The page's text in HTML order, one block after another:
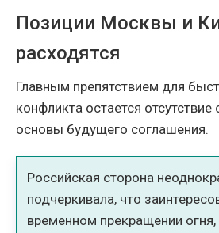
Позиции Москвы и
расходятся
Главным препятствием для
конфликта остается отсутствие
основы будущего соглашения.
Российская сторона
подчеркивала, что
временном прекращении огня,